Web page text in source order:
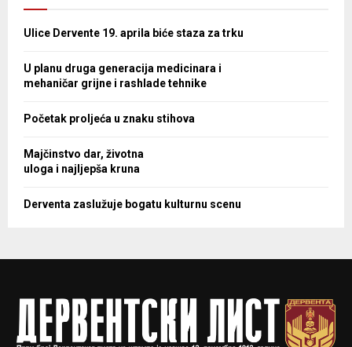
Ulice Dervente 19. aprila biće staza za trku
U planu druga generacija medicinara i
mehaničar grijne i rashlade tehnike
Početak proljeća u znaku stihova
Majčinstvo dar, životna
uloga i najljepša kruna
Derventa zaslužuje bogatu kulturnu scenu